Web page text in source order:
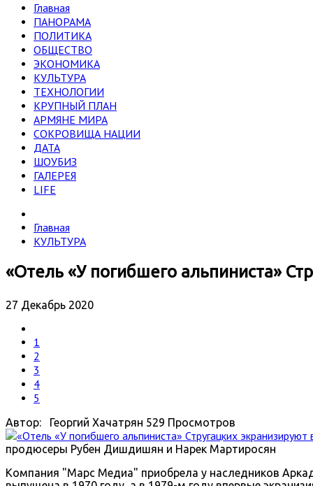
Главная
ПАНОРАМА
ПОЛИТИКА
ОБЩЕСТВО
ЭКОНОМИКА
КУЛЬТУРА
ТЕХНОЛОГИИ
КРУПНЫЙ ПЛАН
АРМЯНЕ МИРА
СОКРОВИЩА НАЦИИ
ДАТА
ШОУБИЗ
ГАЛЕРЕЯ
LIFE
Главная
КУЛЬТУРА
«Отель «У погибшего альпиниста»
27 Декабрь 2020
1
2
3
4
5
Автор: Георгий Хачатрян 529 Просмотров
продюсеры Рубен Дишдишян и Нарек Мартиросян
Компания "Марс Медиа" приобрела у наследников